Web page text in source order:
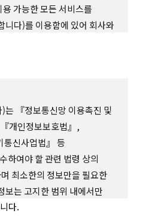
가능한 모든 서비스를
니다)를 이용함에 있어 회사와
규정함을 그 목적으로
의는 다음과 같습니다.
서비스(이하 “상품 등”이라
하여 컴퓨터 등 정보통신설비를
도록 설정한 가상의 영업장을
서비스하는 모바일 웹과 앱을
정한 소정의 절차를 거쳐
라 회사가 제공하는 서비스를
별과 서비스의 이용을 위하여
)는 『정보통신망 이용촉진 및
개인정보보호법』,
통신사업법』 등
하여야 할 관련 법령 상의
최소한의 정보만을 필요한
보는 고지한 범위 내에서만
위를 초과하여 이용하거나
다.